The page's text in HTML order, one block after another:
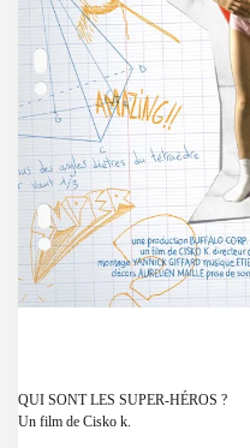
QUI SONT LES SUPER-HÉROS ?
Un film de Cisko k.